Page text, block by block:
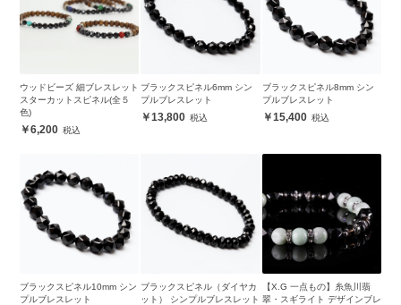
ウッドビーズ 細ブレスレット
スターカットスピネル(全５
色)
6,200
ブラックスピネル6mm シン
プルブレスレット
13,800
ブラックスピネル8mm シン
プルブレスレット
15,400
ブラックスピネル10mm シン
プルブレスレット
ブラックスピネル（ダイヤカ
ット） シンプルブレスレット
【X.G 一点もの】糸魚川翡
翠・スギライト デザインブレ